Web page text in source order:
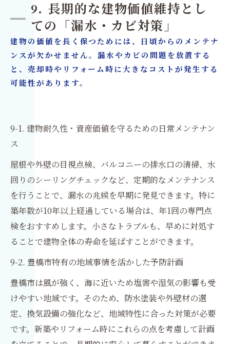
9. 長期的な建物価値維持とし
ての「漏水・カビ対策」
建物の価値を長く保つためには、日頃からのメンテナ
ンスが欠かせません。漏水やカビの問題を放置する
と、売却時やリフォーム時に大きなコストが発生する
可能性があります。
9-1. 建物耐久性・資産価値を守るための日常メンテナン
ス
屋根や外壁の目視点検、バルコニーの排水口の清掃、水
回りのシーリングチェックなど、定期的なメンテナンス
を行うことで、漏水の兆候を早期に発見できます。特に
築年数が10年以上経過している場合は、年1回の専門点
検をおすすめします。小さなトラブルも、早めに対処す
ることで建物全体の寿命を延ばすことができます。
9-2. 豊橋市特有の地域事情を活かした予防計画
豊橋市は風が強く、海に近いため塩害や湿気の影響も受
けやすい地域です。そのため、防水塗装や外壁材の選
定、換気設備の強化など、地域特性に合った対策が必要
です。新築やリフォーム時にこれらの点を考慮して計画